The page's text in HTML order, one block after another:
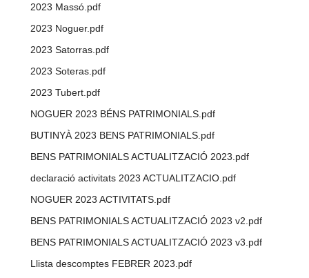
2023 Massó.pdf
2023 Noguer.pdf
2023 Satorras.pdf
2023 Soteras.pdf
2023 Tubert.pdf
NOGUER 2023 BÉNS PATRIMONIALS.pdf
BUTINYÀ 2023 BENS PATRIMONIALS.pdf
BENS PATRIMONIALS ACTUALITZACIÓ 2023.pdf
declaració activitats 2023 ACTUALITZACIO.pdf
NOGUER 2023 ACTIVITATS.pdf
BENS PATRIMONIALS ACTUALITZACIÓ 2023 v2.pdf
BENS PATRIMONIALS ACTUALITZACIÓ 2023 v3.pdf
Llista descomptes FEBRER 2023.pdf